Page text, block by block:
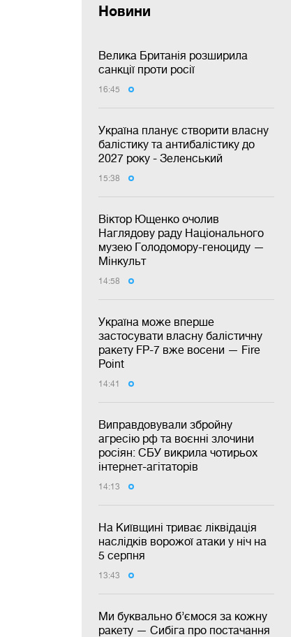
Новини
Велика Британія розширила
санкції проти росії
16:45
Україна планує створити власну
балістику та антибалістику до
2027 року - Зеленський
15:38
Віктор Ющенко очолив
Наглядову раду Національного
музею Голодомору-геноциду —
Мінкульт
14:58
Україна може вперше
застосувати власну балістичну
ракету FP-7 вже восени — Fire
Point
14:41
Виправдовували збройну
агресію рф та воєнні злочини
росіян: СБУ викрила чотирьох
інтернет-агітаторів
14:13
На Київщині триває ліквідація
наслідків ворожої атаки у ніч на
5 серпня
13:43
Ми буквально б’ємося за кожну
ракету — Сибіга про постачання